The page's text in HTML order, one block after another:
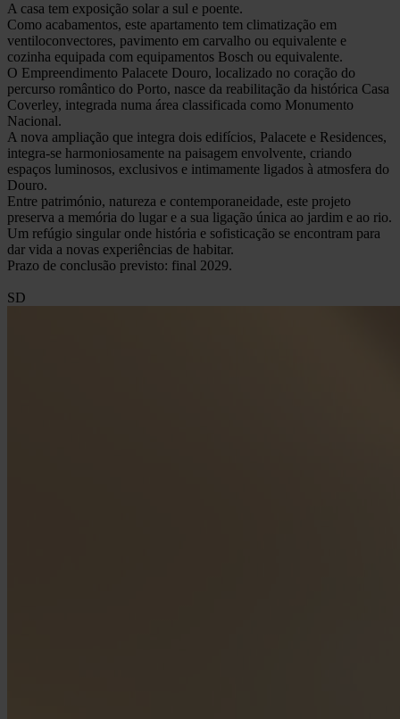
A casa tem exposição solar a sul e poente.
Como acabamentos, este apartamento tem climatização em
ventiloconvectores, pavimento em carvalho ou equivalente e
cozinha equipada com equipamentos Bosch ou equivalente.
O Empreendimento Palacete Douro, localizado no coração do
percurso romântico do Porto, nasce da reabilitação da histórica Casa
Coverley, integrada numa área classificada como Monumento
Nacional.
A nova ampliação que integra dois edifícios, Palacete e Residences,
integra-se harmoniosamente na paisagem envolvente, criando
espaços luminosos, exclusivos e intimamente ligados à atmosfera do
Douro.
Entre património, natureza e contemporaneidade, este projeto
preserva a memória do lugar e a sua ligação única ao jardim e ao rio.
Um refúgio singular onde história e sofisticação se encontram para
dar vida a novas experiências de habitar.
Prazo de conclusão previsto: final 2029.
SD